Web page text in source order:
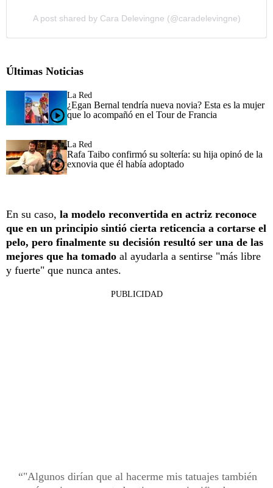
A post shared by Cara Delevingne (@caradelevingne)
Últimas Noticias
La Red
¿Egan Bernal tendría nueva novia? Esta es la mujer
que lo acompañó en el Tour de Francia
La Red
Rafa Taibo confirmó su soltería: su hija opinó de la
exnovia que él había adoptado
En su caso, la modelo reconvertida en actriz reconoce
que en un principio sintió cierta reticencia a cortarse el
pelo, pero finalmente su decisión resultó ser una de las
mejores que ha tomado al ayudarla a sentirse "más libre
y fuerte" que nunca antes.
PUBLICIDAD
"Algunos dirían que al hacerme mis tatuajes también